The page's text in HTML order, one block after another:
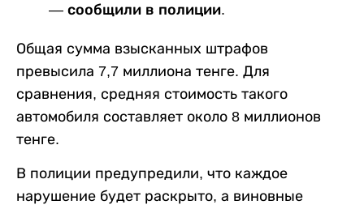
— сообщили в полиции.
Общая сумма взысканных штрафов
превысила 7,7 миллиона тенге. Для
сравнения, средняя стоимость такого
автомобиля составляет около 8 миллионов
тенге.
В полиции предупредили, что каждое
нарушение будет раскрыто, а виновные